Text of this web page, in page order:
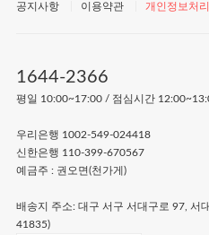
공지사항 이용약관 개인정보처
1644-2366
평일 10:00~17:00 / 점심시간
우리은행 1002-549-024418
신한은행 110-399-670567
예금주 : 권오면(천가게)
배송지 주소: 대구 서구 서대구로 97, 서
41835)